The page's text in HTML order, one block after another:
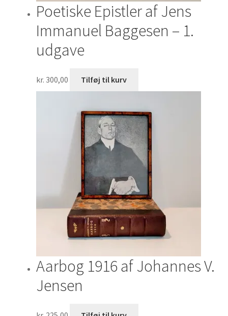
Poetiske Epistler af Jens
Immanuel Baggesen – 1.
udgave
kr. 300,00 Tilføj til kurv
Aarbog 1916 af Johannes V.
Jensen